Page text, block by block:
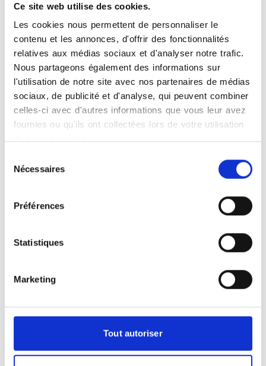
Ce site web utilise des cookies.
Les cookies nous permettent de personnaliser le
contenu et les annonces, d'offrir des fonctionnalités
relatives aux médias sociaux et d'analyser notre trafic.
Nous partageons également des informations sur
l'utilisation de notre site avec nos partenaires de médias
sociaux, de publicité et d'analyse, qui peuvent combiner
celles-ci avec d'autres informations que vous leur avez
fournies ou qu'ils ont collectées lors de votre utilisation
Nécessaires
Préférences
Statistiques
Marketing
Tout autoriser
technologie de pointe, garantit un
diagnostic fiable et rapide. À Saint-
Maur-des-Fossés, le centre conjugue
expertise, modernité et bienveillance
pour le confort des patients.
Le scanner, ou tomodensitométrie
médicale qui utilise des rayons X pour
transversale du corps. Contrairement à la
radiographie classique, le scanner offre
organes, des os et des tissus,
permettant une analyse plus précise et
est allongé sur une table qui se déplace
lentement à travers un anneau ouvert,
autour de lui. Les données collectées